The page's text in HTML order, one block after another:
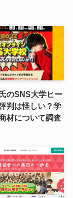
のSNS大学ヒー
判は怪しい？学
材について調査